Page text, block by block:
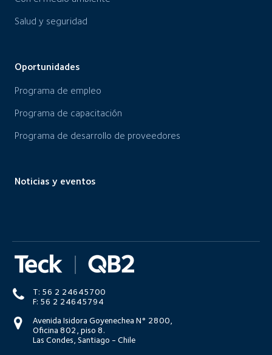
Salud y seguridad
Oportunidades
Programa de empleo
Programa de capacitación
Programa de desarrollo de proveedores
Noticias y eventos
T: 56 2 24645700
F: 56 2 24645794
Avenida Isidora Goyenechea N° 2800,
Oficina 802, piso 8.
Las Condes, Santiago - Chile